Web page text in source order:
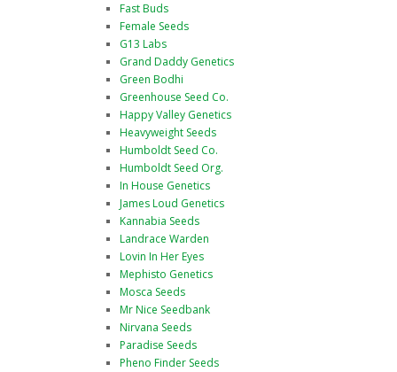
Fast Buds
Female Seeds
G13 Labs
Grand Daddy Genetics
Green Bodhi
Greenhouse Seed Co.
Happy Valley Genetics
Heavyweight Seeds
Humboldt Seed Co.
Humboldt Seed Org.
In House Genetics
James Loud Genetics
Kannabia Seeds
Landrace Warden
Lovin In Her Eyes
Mephisto Genetics
Mosca Seeds
Mr Nice Seedbank
Nirvana Seeds
Paradise Seeds
Pheno Finder Seeds